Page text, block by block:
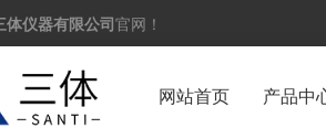
体仪器有限公司官网！
网站首页 产品中